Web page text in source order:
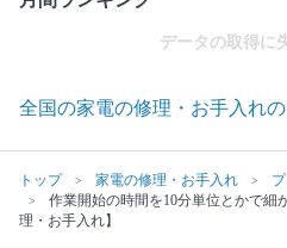
データの取得に
全国の家電の修理・お手入れ
トップ 家電の修理・お手入れ
作業開始の時間を10分単位とかで細
理・お手入れ】